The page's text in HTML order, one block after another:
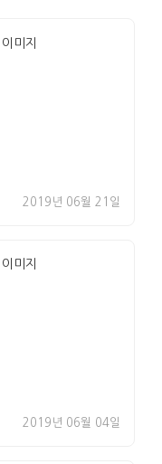
2019년 06월 21일
2019년 06월 04일